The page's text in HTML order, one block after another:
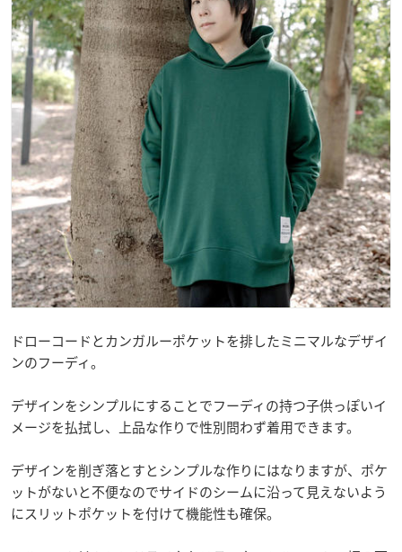
ドローコードとカンガルーポケットを排したミニマルなデザイ
ンのフーディ。
デザインをシンプルにすることでフーディの持つ子供っぽいイ
メージを払拭し、上品な作りで性別問わず着用できます。
デザインを削ぎ落とすとシンプルな作りにはなりますが、ポケ
ットがないと不便なのでサイドのシームに沿って見えないよう
にスリットポケットを付けて機能性も確保。